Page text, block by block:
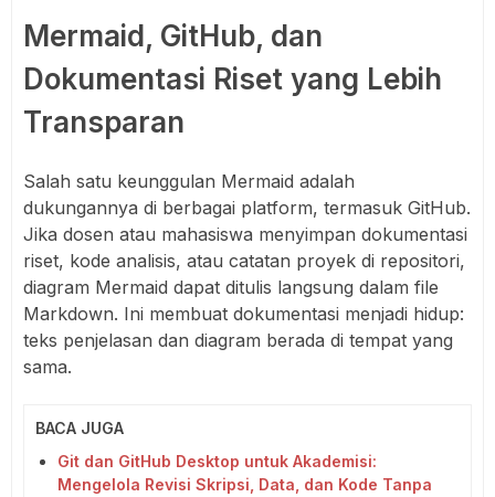
Mermaid, GitHub, dan
Dokumentasi Riset yang Lebih
Transparan
Salah satu keunggulan Mermaid adalah
dukungannya di berbagai platform, termasuk GitHub.
Jika dosen atau mahasiswa menyimpan dokumentasi
riset, kode analisis, atau catatan proyek di repositori,
diagram Mermaid dapat ditulis langsung dalam file
Markdown. Ini membuat dokumentasi menjadi hidup:
teks penjelasan dan diagram berada di tempat yang
sama.
BACA JUGA
Git dan GitHub Desktop untuk Akademisi:
Mengelola Revisi Skripsi, Data, dan Kode Tanpa